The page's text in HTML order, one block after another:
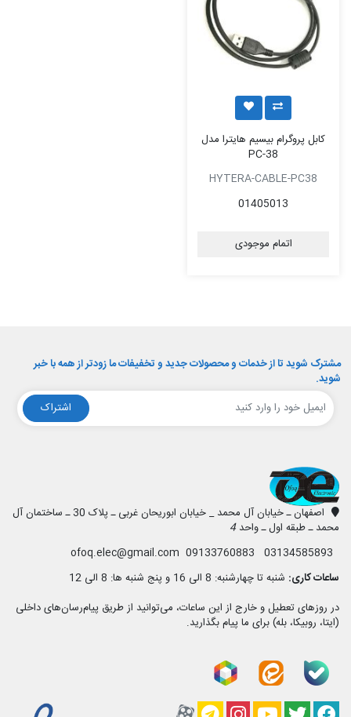
کابل پروگرام بیسیم هایترا مدل
PC-38
HYTERA-CABLE-PC38
01405013
اتمام موجودی
مشترک شوید تا از خدمات و محصولات جدید و تخفیفات ما زودتر از همه با خبر
شوید.
اشتراک
اصفهان ـ خیابان آل محمد _ خیابان ابوریحان غربی ـ پلاک 30 ـ ساختمان آل
محمد ـ طبقه اول ـ واحد4
ساعات کاری: شنبه تا چهارشنبه: 8 الی 16 و پنج شنبه ها: 8 الی 12
در روزهای تعطیل و خارج از این ساعات، می‌توانید از طریق پیام‌رسان‌های داخلی
(ایتا، روبیکا، بله) برای ما پیام بگذارید.